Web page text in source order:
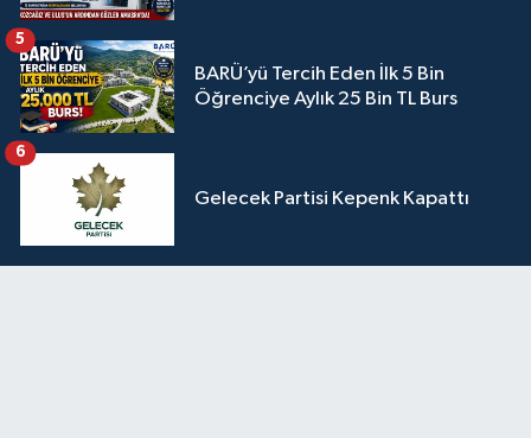
BARÜ’yü Tercih Eden İlk 5 Bin
Öğrenciye Aylık 25 Bin TL Burs
5
Gelecek Partisi Kepenk Kapattı
6